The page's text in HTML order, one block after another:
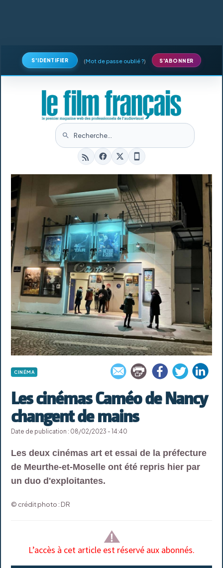
S'IDENTIFIER (Mot de passe oublié ?) S'ABONNER
CINÉMA
Les cinémas Caméo de Nancy
changent de mains
Date de publication : 08/02/2023 - 14:40
Les deux cinémas art et essai de la préfecture
de Meurthe-et-Moselle ont été repris hier par
un duo d'exploitantes.
© crédit photo : DR
L’accès à cet article est réservé aux abonnés.